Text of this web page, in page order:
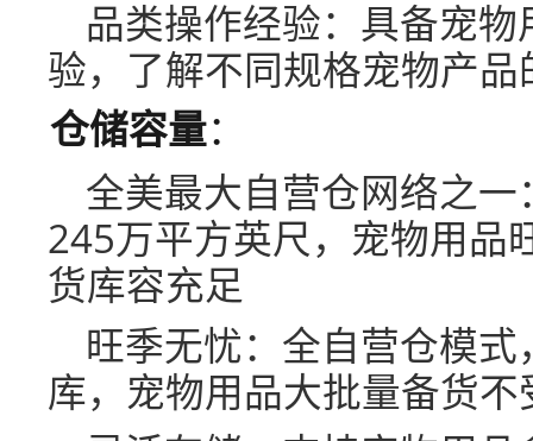
品类操作经验：具备宠
验，了解不同规格宠物产
仓储容量：
全美最大自营仓网络之
245万平方英尺，宠物用品
货库容充足
旺季无忧：全自营仓模
库，宠物用品大批量备货